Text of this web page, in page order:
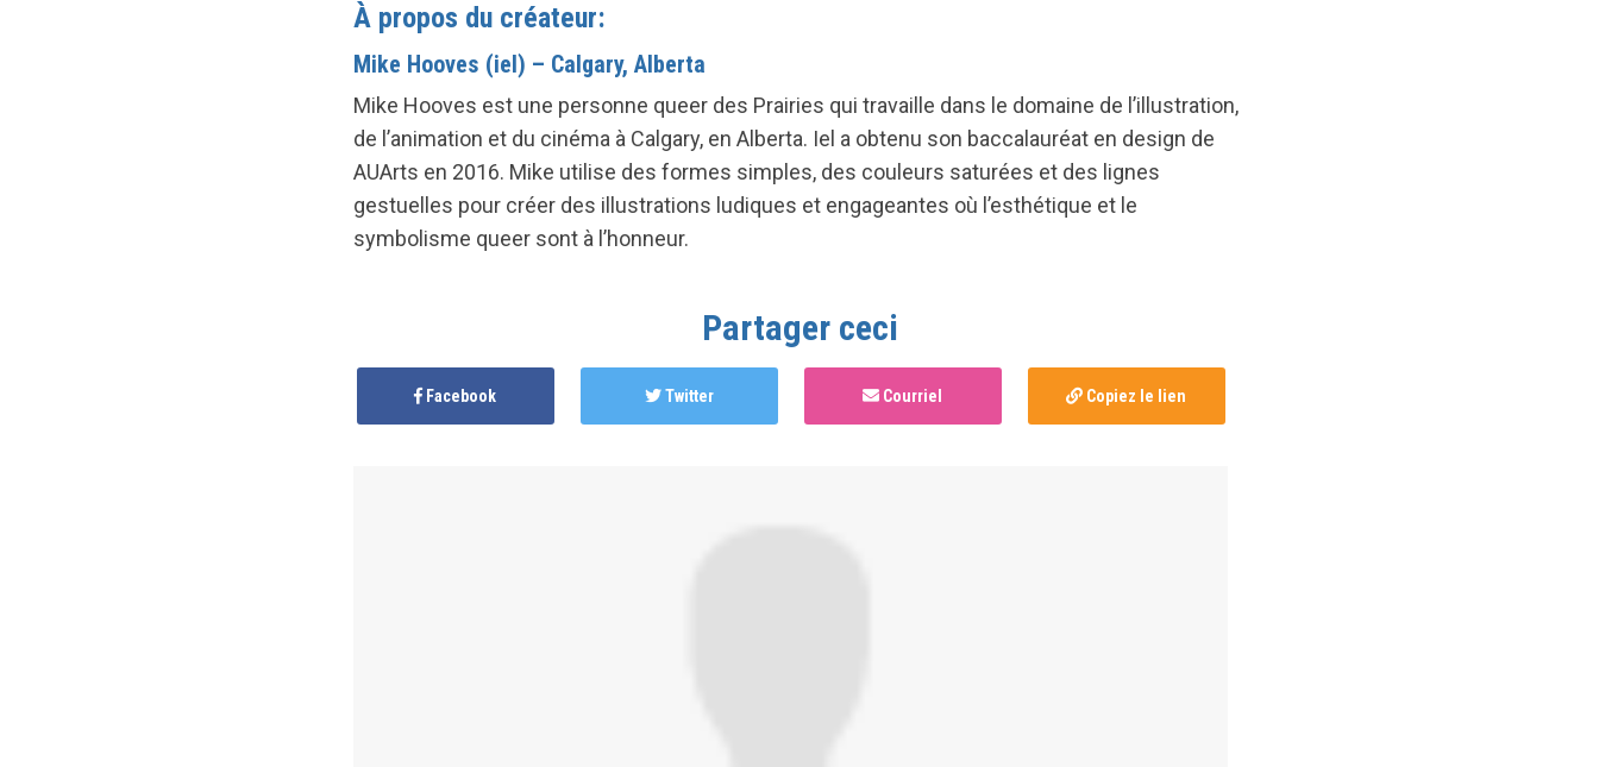
À propos du créateur:
Mike Hooves (iel) – Calgary, Alberta
Mike Hooves est une personne queer des Prairies qui travaille dans le domaine de l’illustration,
de l’animation et du cinéma à Calgary, en Alberta. Iel a obtenu son baccalauréat en design de
AUArts en 2016. Mike utilise des formes simples, des couleurs saturées et des lignes
gestuelles pour créer des illustrations ludiques et engageantes où l’esthétique et le
symbolisme queer sont à l’honneur.
Partager ceci
Facebook Twitter Courriel Copiez le lien